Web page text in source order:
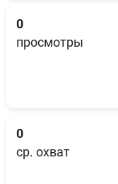
0
просмотры
0
ср. охват